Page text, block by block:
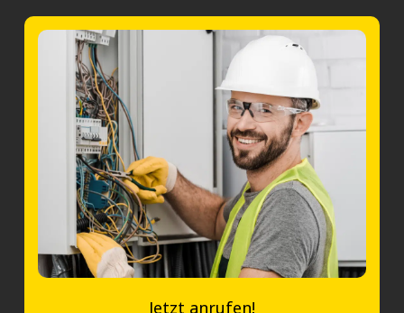
Jetzt anrufen!